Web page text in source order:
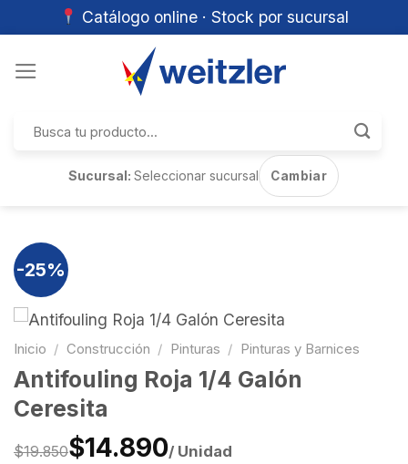
Catálogo online · Stock por sucursal
por:
Sucursal:Seleccionar sucursal Cambiar
-25%
Inicio / Construcción / Pinturas / Pinturas y Barnices
Antifouling Roja 1/4 Galón
Ceresita
$19.850$14.890/ Unidad